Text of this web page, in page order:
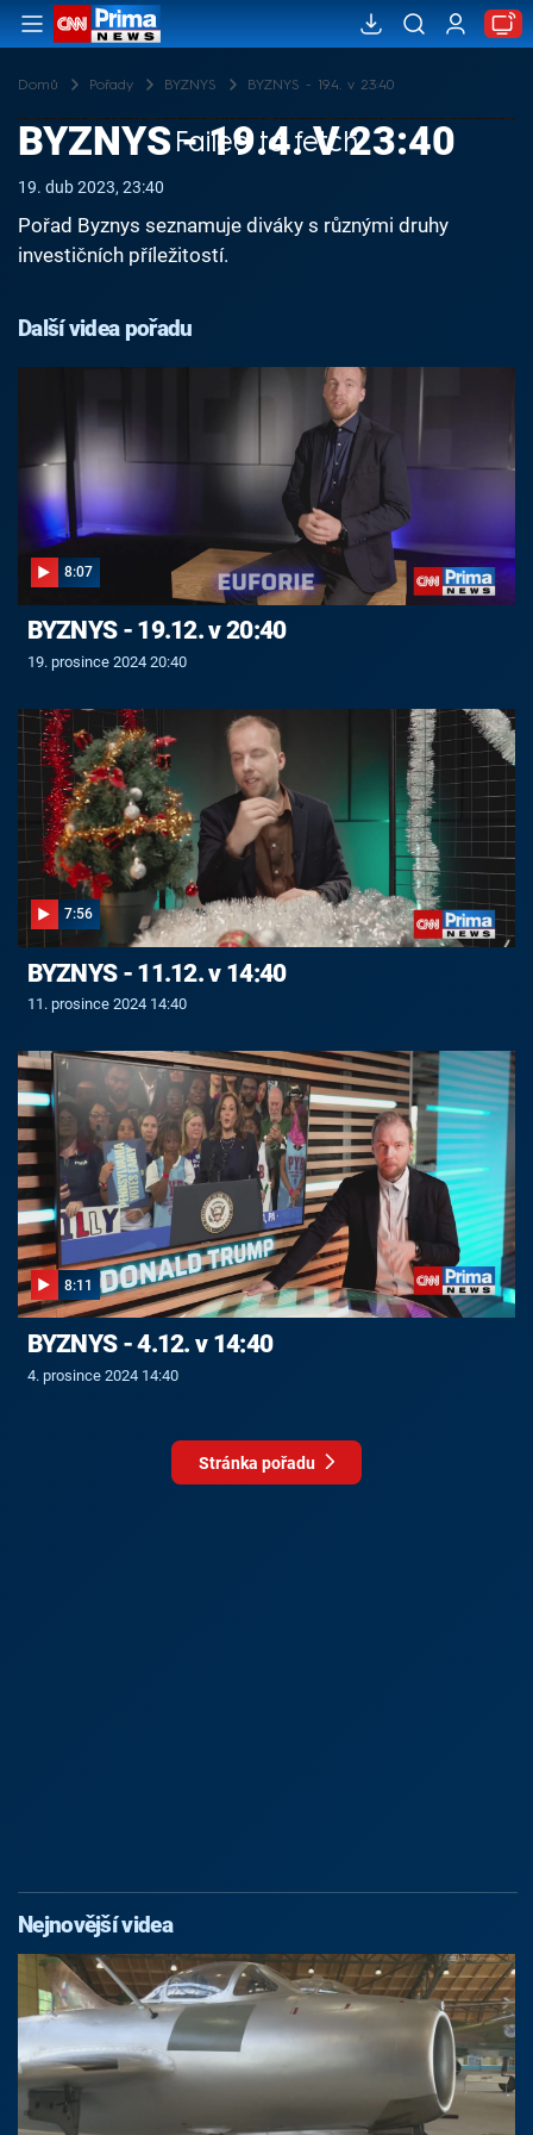
Domů Pořady BYZNYS BYZNYS - 19.4. v 23:40
Failed to fetch
BYZNYS - 19.4. V 23:40
19. dub 2023, 23:40
Pořad Byznys seznamuje diváky s různými druhy
investičních příležitostí.
Další videa pořadu
8:07
BYZNYS - 19.12. v 20:40
19. prosince 2024 20:40
7:56
BYZNYS - 11.12. v 14:40
11. prosince 2024 14:40
8:11
BYZNYS - 4.12. v 14:40
4. prosince 2024 14:40
Stránka pořadu
Nejnovější videa